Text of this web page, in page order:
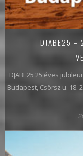
DJABE25 –
DJABE25 25 éves
Budapest, Csörsz u. 18.